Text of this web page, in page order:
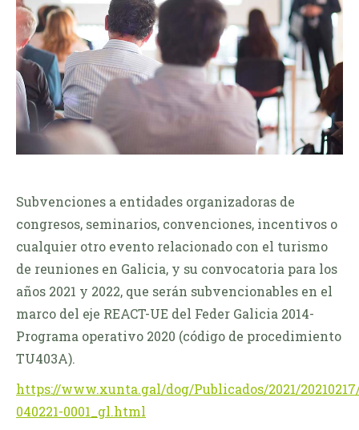
Subvenciones a entidades organizadoras de
congresos, seminarios, convenciones, incentivos o
cualquier otro evento relacionado con el turismo
de reuniones en Galicia, y su convocatoria para los
años 2021 y 2022, que serán subvencionables en el
marco del eje REACT-UE del Feder Galicia 2014-
Programa operativo 2020 (código de procedimiento
TU403A).
https://www.xunta.gal/dog/Publicados/2021/
040221-0001_gl.html